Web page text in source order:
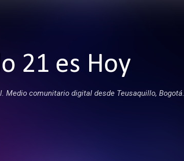
21 es Hoy
Medio comunitario digital desde Teusaquillo, Bogotá.